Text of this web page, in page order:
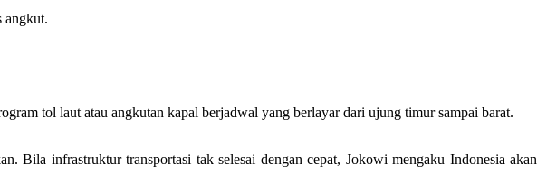
angkut.
tol laut atau angkutan kapal berjadwal yang berlayar dari ujung timur sampai barat.
Bila infrastruktur transportasi tak selesai dengan cepat, Jokowi mengaku Indonesia akan